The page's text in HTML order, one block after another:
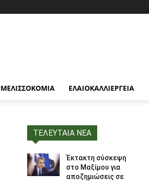
ΜΕΛΙΣΣΟΚΟΜΙΑ ΕΛΑΙΟΚΑΛΛΙΈΡΓΕΙΑ
ΤΕΛΕΥΤΑΙΑ ΝΕΑ
Έκτακτη σύσκεψη
στο Μαξίμου για
αποζημιώσεις σε